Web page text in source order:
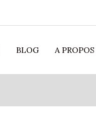
BLOG A PROPOS